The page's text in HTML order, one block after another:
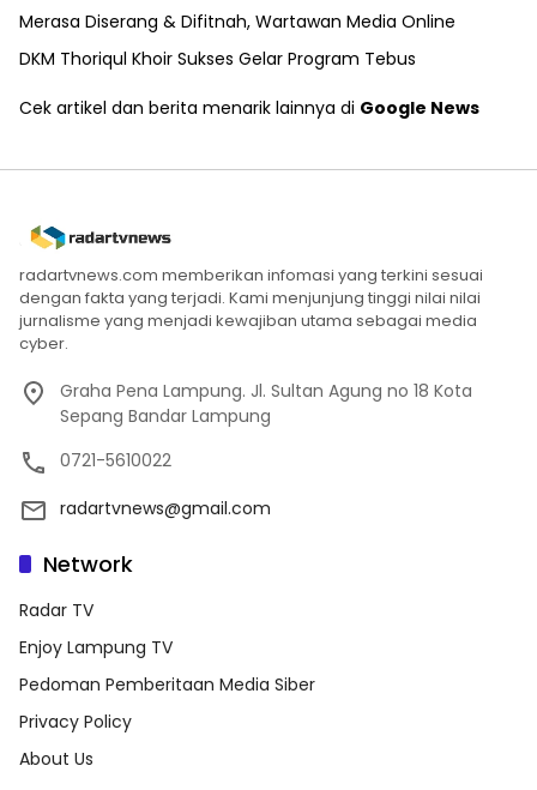
Merasa Diserang & Difitnah, Wartawan Media Online
DKM Thoriqul Khoir Sukses Gelar Program Tebus
Cek artikel dan berita menarik lainnya di Google News
radartvnews.com memberikan infomasi yang terkini sesuai
dengan fakta yang terjadi. Kami menjunjung tinggi nilai nilai
jurnalisme yang menjadi kewajiban utama sebagai media
cyber.
Graha Pena Lampung. Jl. Sultan Agung no 18 Kota
Sepang Bandar Lampung
0721-5610022
radartvnews@gmail.com
Network
Radar TV
Enjoy Lampung TV
Pedoman Pemberitaan Media Siber
Privacy Policy
About Us